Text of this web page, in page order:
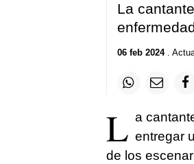
La
06 feb 2024.
L a
entregar
de los